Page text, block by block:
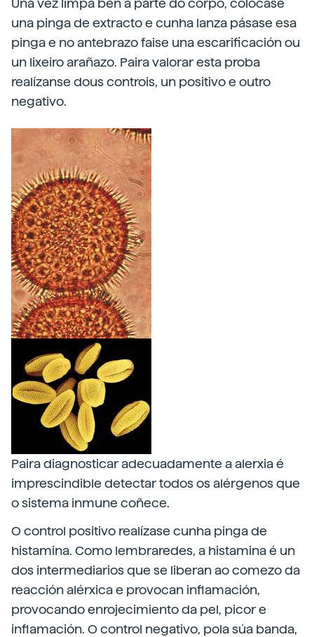
Una vez limpa ben a parte do corpo, colócase
una pinga de extracto e cunha lanza pásase esa
pinga e no antebrazo faise una escarificación ou
un lixeiro arañazo. Paira valorar esta proba
realízanse dous controis, un positivo e outro
negativo.
Paira diagnosticar adecuadamente a alerxia é
imprescindible detectar todos os alérgenos que
o sistema inmune coñece.
O control positivo realízase cunha pinga de
histamina. Como lembraredes, a histamina é un
dos intermediarios que se liberan ao comezo da
reacción alérxica e provocan inflamación,
provocando enrojecimiento da pel, picor e
inflamación. O control negativo, pola súa banda,